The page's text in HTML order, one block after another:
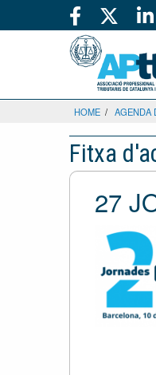
HOME / AGENDA
Fitxa
27